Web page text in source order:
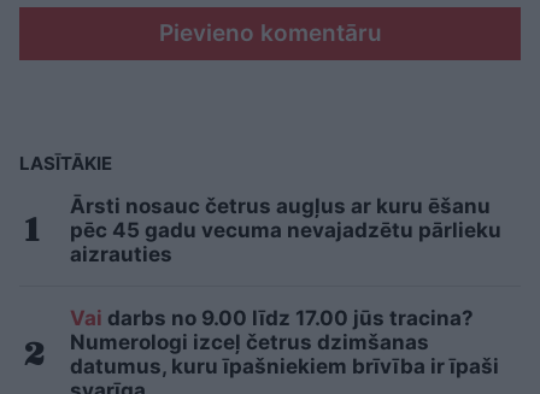
Pievieno komentāru
LASĪTĀKIE
Ārsti nosauc četrus augļus ar kuru ēšanu
pēc 45 gadu vecuma nevajadzētu pārlieku
aizrauties
Vai darbs no 9.00 līdz 17.00 jūs tracina?
Numerologi izceļ četrus dzimšanas
datumus, kuru īpašniekiem brīvība ir īpaši